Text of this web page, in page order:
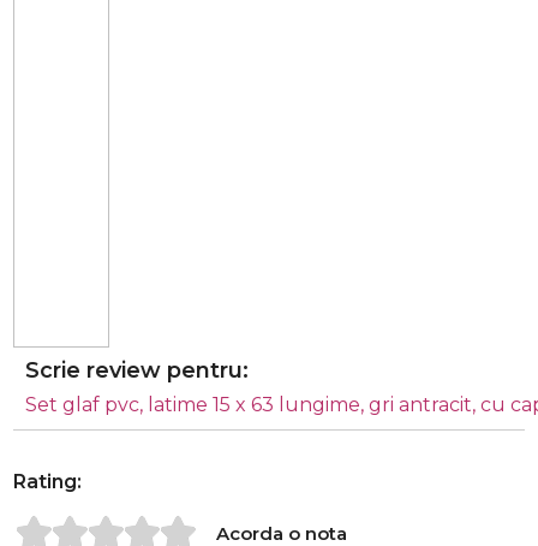
Scrie review pentru:
Set glaf pvc, latime 15 x 63 lungime, gri antracit, cu
Rating:
Acorda o nota